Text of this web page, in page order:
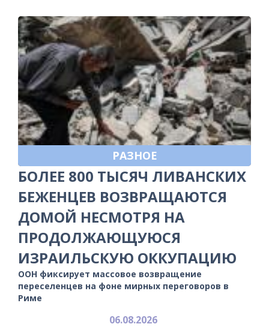
РАЗНОЕ
БОЛЕЕ 800 ТЫСЯЧ ЛИВАНСКИХ
БЕЖЕНЦЕВ ВОЗВРАЩАЮТСЯ
ДОМОЙ НЕСМОТРЯ НА
ПРОДОЛЖАЮЩУЮСЯ
ИЗРАИЛЬСКУЮ ОККУПАЦИЮ
ООН фиксирует массовое возвращение
переселенцев на фоне мирных переговоров в
Риме
06.08.2026